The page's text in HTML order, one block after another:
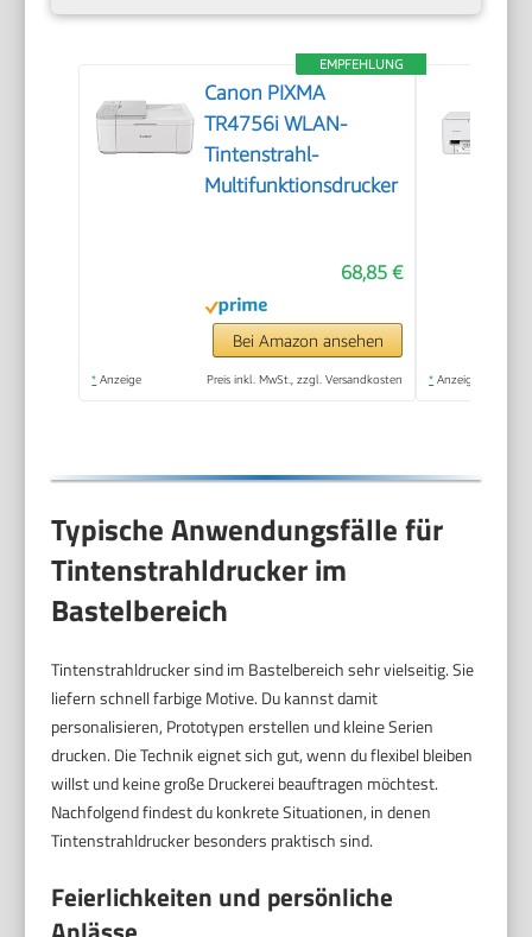
EMPFEHLUNG
Canon PIXMA
TR4756i WLAN-
Tintenstrahl-
Multifunktionsdrucker
68,85 €
Bei Amazon ansehen
* Anzeige Preis inkl. MwSt., zzgl. Versandkosten * Anzeige
Typische Anwendungsfälle für
Tintenstrahldrucker im
Bastelbereich
Tintenstrahldrucker sind im Bastelbereich sehr vielseitig. Sie
liefern schnell farbige Motive. Du kannst damit
personalisieren, Prototypen erstellen und kleine Serien
drucken. Die Technik eignet sich gut, wenn du flexibel bleiben
willst und keine große Druckerei beauftragen möchtest.
Nachfolgend findest du konkrete Situationen, in denen
Tintenstrahldrucker besonders praktisch sind.
Feierlichkeiten und persönliche